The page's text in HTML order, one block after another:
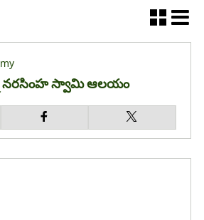
నరసింహ స్వామి ఆలయం